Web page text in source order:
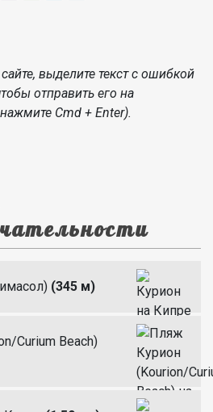
выделите текст с ошибкой
отправить его на
Cmd + Enter).
(345 м)
Curium Beach)